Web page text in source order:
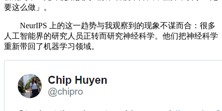
要这么做」。
NeurIPS 上的这一趋势与我观察到的现象不谋而合：很多
人工智能界的研究人员正转而研究神经科学。他们把神经科学
重新带回了机器学习领域。